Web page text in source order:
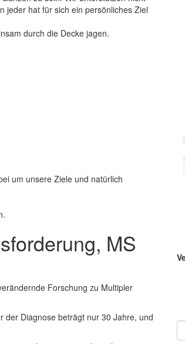
jeder hat für sich ein persönliches Ziel
durch die Decke jagen.
um unsere Ziele und natürlich
MS
Forschung zu Multipler
der Diagnose beträgt nur 30 Jahre, und